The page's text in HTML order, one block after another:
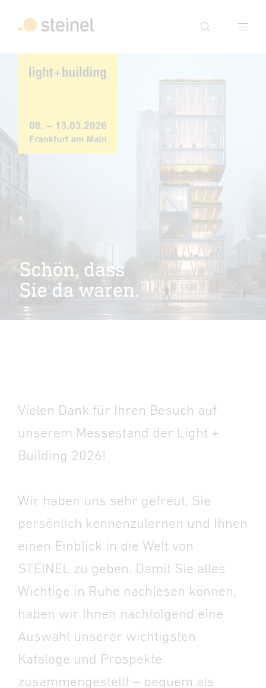
Suche
Suchbegriff eingeben
Vielen Dank für Ihren Besuch auf
unserem Messestand der Light +
Building 2026!
Wir haben uns sehr gefreut, Sie
persönlich kennenzulernen und Ihnen
einen Einblick in die Welt von
STEINEL zu geben. Damit Sie alles
Wichtige in Ruhe nachlesen können,
haben wir Ihnen nachfolgend eine
Auswahl unserer wichtigsten
Kataloge und Prospekte
zusammengestellt – bequem als